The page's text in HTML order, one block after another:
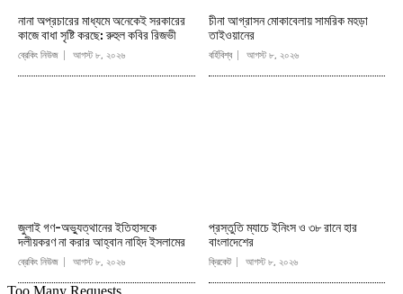
নানা অপ্রচারের মাধ্যমে অনেকেই সরকারের
কাজে বাধা সৃষ্টি করছে: রুহুল কবির রিজভী
ব্রেকিং নিউজ আগস্ট ৮, ২০২৬
চীনা আগ্রাসন মোকাবেলায় সামরিক মহড়া
তাইওয়ানের
বর্হিবিশ্ব আগস্ট ৮, ২০২৬
জুলাই গণ-অভ্যুত্থানের ইতিহাসকে
দলীয়করণ না করার আহ্বান নাহিদ ইসলামের
ব্রেকিং নিউজ আগস্ট ৮, ২০২৬
প্রস্তুতি ম্যাচে ইনিংস ও ৩৮ রানে হার
বাংলাদেশের
ক্রিকেট আগস্ট ৮, ২০২৬